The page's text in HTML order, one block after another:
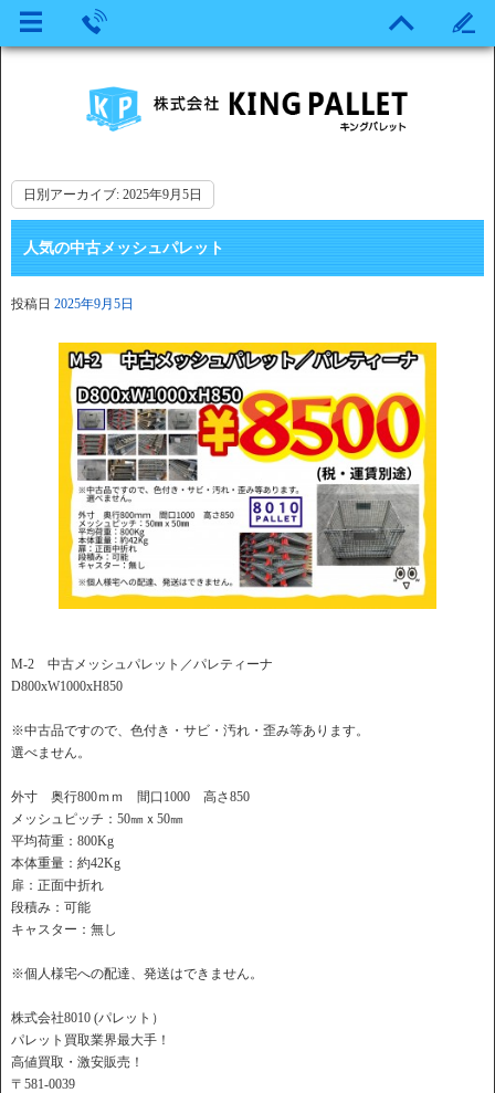
日別アーカイブ: 2025年9月5日
人気の中古メッシュパレット
投稿日 2025年9月5日
M-2 中古メッシュパレット／パレティーナ
D800xW1000xH850
※中古品ですので、色付き・サビ・汚れ・歪み等あります。
選べません。
外寸 奥行800ｍｍ 間口1000 高さ850
メッシュピッチ：50㎜ｘ50㎜
平均荷重：800Kg
本体重量：約42Kg
扉：正面中折れ
段積み：可能
キャスター：無し
※個人様宅への配達、発送はできません。
株式会社8010 (パレット）
パレット買取業界最大手！
高値買取・激安販売！
〒581-0039